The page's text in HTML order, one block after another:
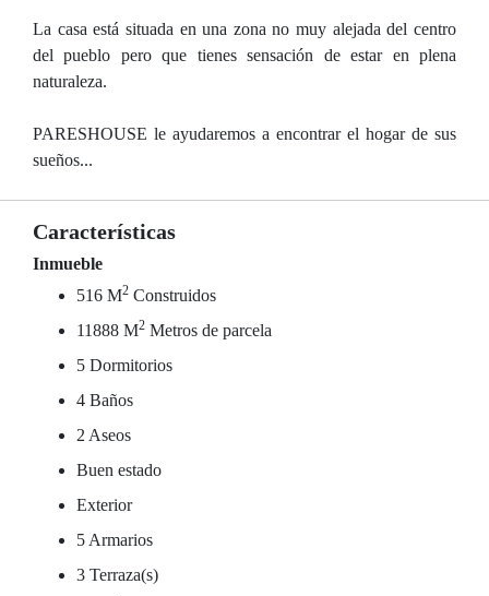
La casa está situada en una zona no muy alejada del centro
del pueblo pero que tienes sensación de estar en plena
naturaleza.
PARESHOUSE le ayudaremos a encontrar el hogar de sus
sueños...
Características
Inmueble
516 M2 Construidos
11888 M2 Metros de parcela
5 Dormitorios
4 Baños
2 Aseos
Buen estado
Exterior
5 Armarios
3 Terraza(s)